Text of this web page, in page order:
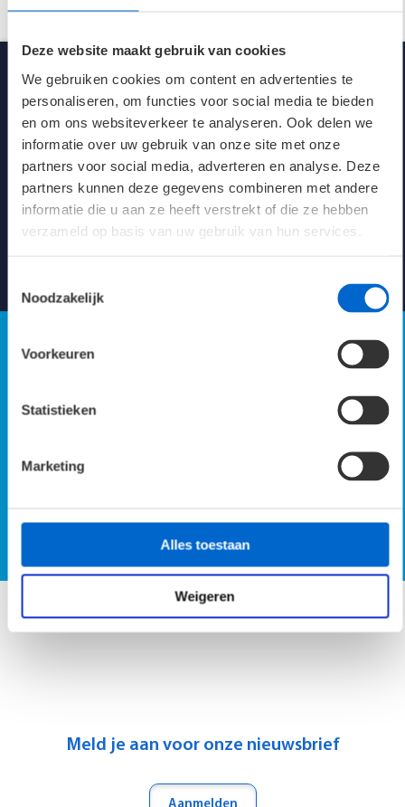
Deze website maakt gebruik van cookies
We gebruiken cookies om content en advertenties te
personaliseren, om functies voor social media te bieden
en om ons websiteverkeer te analyseren. Ook delen we
informatie over uw gebruik van onze site met onze
partners voor social media, adverteren en analyse. Deze
partners kunnen deze gegevens combineren met andere
informatie die u aan ze heeft verstrekt of die ze hebben
verzameld op basis van uw gebruik van hun services.
Noodzakelijk
Voorkeuren
Statistieken
Marketing
Alles toestaan
Weigeren
Spanning 230V AC/DC
Kleur Wit (RAL 9016)
597 x 597 x 132 mm
Klasse
Verblindingswaarde UGR
Kennisbank verlichting
Meld je aan voor onze nieuwsbrief